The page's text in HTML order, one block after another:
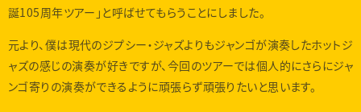
誕105周年ツアー」と呼ばせてもらうことにしました。
元より、僕は現代のジプシー・ジャズよりもジャンゴが演奏したホットジ
ャズの感じの演奏が好きですが、今回のツアーでは個人的にさらにジャ
ンゴ寄りの演奏ができるように頑張らず頑張りたいと思います。